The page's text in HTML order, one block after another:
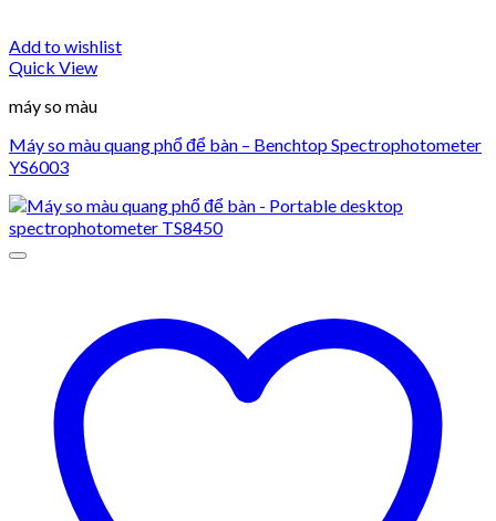
Add to wishlist
Quick View
máy so màu
Máy so màu quang phổ để bàn – Benchtop Spectrophotometer
YS6003